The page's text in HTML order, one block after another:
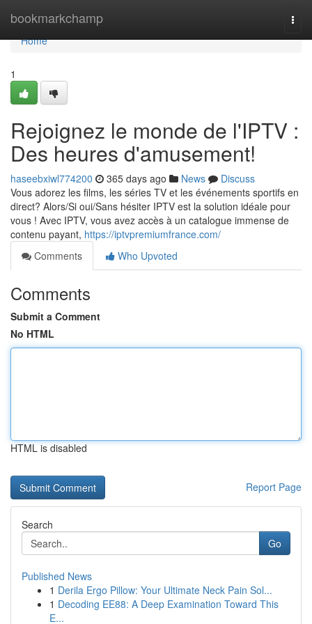
bookmarkchamp
Home
Home
1
Rejoignez le monde de l'IPTV :
Des heures d'amusement!
haseebxiwl774200 365 days ago News
Discuss
Vous adorez les films, les séries TV et les événements sportifs en
direct? Alors/Si oui/Sans hésiter IPTV est la solution idéale pour
vous ! Avec IPTV, vous avez accès à un catalogue immense de
contenu payant, https://iptvpremiumfrance.com/
Comments
Who Upvoted
Comments
Submit a Comment
No HTML
HTML is disabled
Report Page
Search
Go
Published News
1 Derila Ergo Pillow: Your Ultimate Neck Pain Sol...
1 Decoding EE88: A Deep Examination Toward This
E...